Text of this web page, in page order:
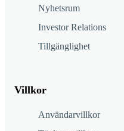
Nyhetsrum
Investor Relations
Tillgänglighet
Villkor
Användarvillkor